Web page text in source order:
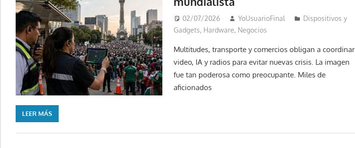
02/07/2026 YoUsuarioFinal
Dispositivos y
Gadgets, Hardware, Negocios
Multitudes, transporte y comercios obligan a coordinar
video, IA y radios para evitar nuevas crisis. La imagen
fue tan poderosa como preocupante. Miles de
aficionados
LEER MÁS